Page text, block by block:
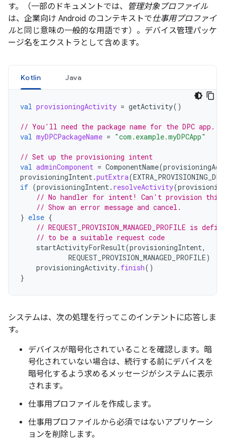
す。（一部のドキュメントでは、
管理対象プロファイル
は、企業向け Android のコンテキストで仕事用プロファイ
ルと同じ意味の一般的な用語です）。デバイス管理パッケ
ージ名をエクストラとして含めます。
Kotlin Java
val provisioningActivity = getActivity()
// You'll need the package name for the DPC app.
val myDPCPackageName = "com.example.myDPCApp"
// Set up the provisioning intent
val adminComponent = ComponentName(
provisioningIntent.putExtra(
if (provisioningIntent. resolveActivity(
// No handler for intent! Can't provision this
// Show an error message and cancel.
} else {
// REQUEST_PROVISION_MANAGED_PROFILE is
// to be a suitable request code
startActivityForResult(provisioningIntent,
REQUEST_PROVISION_MANAGED_PROFILE)
provisioningActivity. finish()
}
システムは、次の処理を行ってこのインテントに応答しま
す。
デバイスが暗号化されていることを確認します。暗
号化されていない場合は、続行する前にデバイスを
暗号化するよう求めるメッセージがシステムに表示
されます。
仕事用プロファイルを作成します。
仕事用プロファイルから必須ではないアプリケーシ
ョンを削除します。